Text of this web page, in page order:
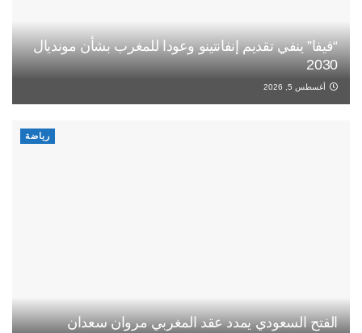
“فيفا” ينفي تقديم إنفانتينو وعودا للمغرب بشأن مونديال
2030
أغسطس 5, 2026
رياضة
الفتح السعودي يمدد عقد المغربي مروان سعدان